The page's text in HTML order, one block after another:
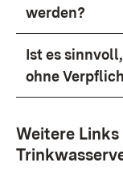
werden?
Ist es
ohne
Weitere